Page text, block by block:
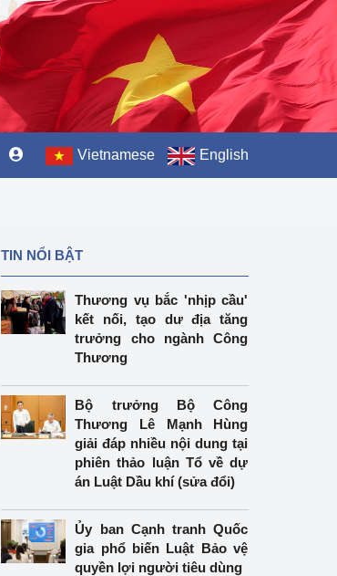
Vietnamese English
TIN NỔI BẬT
Thương vụ bắc 'nhịp cầu'
kết nối, tạo dư địa tăng
trưởng cho ngành Công
Thương
Bộ trưởng Bộ Công
Thương Lê Mạnh Hùng
giải đáp nhiều nội dung tại
phiên thảo luận Tổ về dự
án Luật Dầu khí (sửa đổi)
Ủy ban Cạnh tranh Quốc
gia phổ biến Luật Bảo vệ
quyền lợi người tiêu dùng